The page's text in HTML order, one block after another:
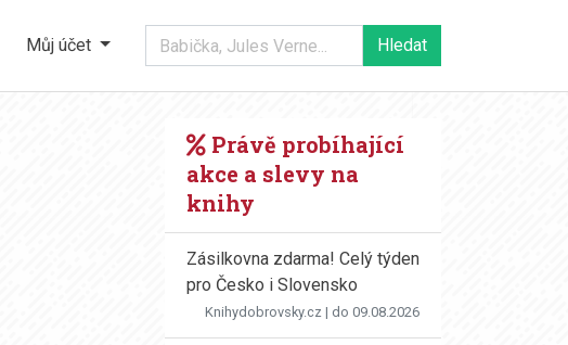
Můj účet
Právě probíhající
akce a slevy na
knihy
Zásilkovna zdarma! Celý týden
pro Česko i Slovensko
Knihydobrovsky.cz | do 09.08.2026